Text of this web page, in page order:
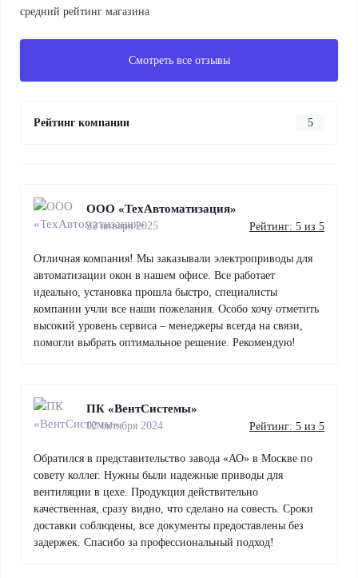
средний рейтинг магазина
Смотреть все отзывы
Рейтинг компании 5
ООО «ТехАвтоматизация»
22 января 2025 Рейтинг: 5 из 5
Отличная компания! Мы заказывали электроприводы для
автоматизации окон в нашем офисе. Все работает
идеально, установка прошла быстро, специалисты
компании учли все наши пожелания. Особо хочу отметить
высокий уровень сервиса – менеджеры всегда на связи,
помогли выбрать оптимальное решение. Рекомендую!
ПК «ВентСистемы»
02 октября 2024 Рейтинг: 5 из 5
Обратился в представительство завода «АО» в Москве по
совету коллег. Нужны были надежные приводы для
вентиляции в цехе. Продукция действительно
качественная, сразу видно, что сделано на совесть. Сроки
доставки соблюдены, все документы предоставлены без
задержек. Спасибо за профессиональный подход!